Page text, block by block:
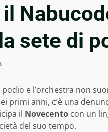
sete di
podio e l’orchestra non
primi anni, c’è una
il Novecento con un
del suo tempo.